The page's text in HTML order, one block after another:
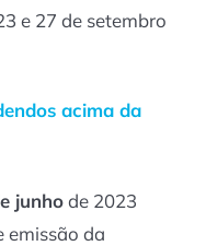
e 27 de setembro
acima da
junhode 2023
emissão da